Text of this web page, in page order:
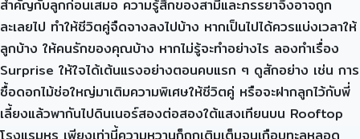
สำคัญกับลูกก่อนเสมอ ความรู้สึกของสามีและภรรยาจึงอาจถูก
ละเลยไป ทำให้ชีวิตคู่จืดจางลงไปบ้าง หากเป็นไปได้ควรแบ่งเวลาให้
ลูกบ้าง ให้คนรักของคุณบ้าง หากไม่รู้จะทำอย่างไร ลองทำเรื่อง
Surprise ให้ใจได้เต้นแรงอย่างตอนคบแรก ๆ ดูสักอย่าง เช่น การ
ซื้อดอกไม้ช่อใหญ่มาเติมความพิเศษให้ชีวิตคู่ หรือจะฝากลูกไว้กับพี่
เลี้ยงแล้วพากันไปดินเนอร์สองต่อสองใต้แสงเทียนบน Rooftop